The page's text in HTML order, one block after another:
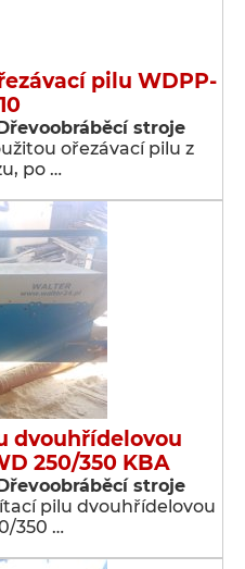
pilu WDPP-
stroje
ořezávací pilu z
po …
dvouhřídelovou
250/350 KBA
stroje
pilu dvouhřídelovou
350 …